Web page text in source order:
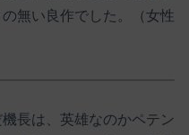
無い良作でした。（女性
長は、英雄なのかペテン